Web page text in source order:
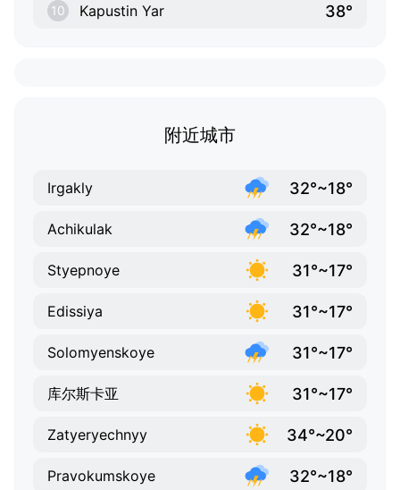
10 Kapustin Yar 38°
附近城市
Irgakly 32°~18°
Achikulak 32°~18°
Styepnoye 31°~17°
Edissiya 31°~17°
Solomyenskoye 31°~17°
库尔斯卡亚 31°~17°
Zatyeryechnyy 34°~20°
Pravokumskoye 32°~18°